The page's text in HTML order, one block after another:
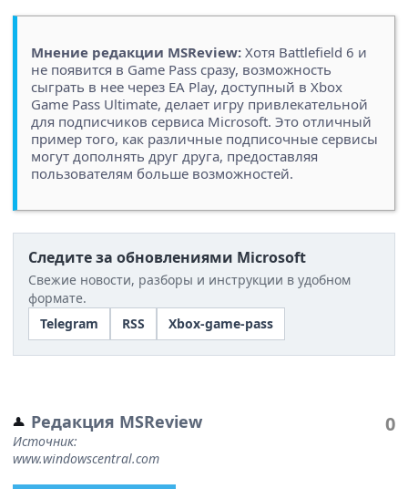
Мнение редакции MSReview: Хотя Battlefield 6 и
не появится в Game Pass сразу, возможность
сыграть в нее через EA Play, доступный в Xbox
Game Pass Ultimate, делает игру привлекательной
для подписчиков сервиса Microsoft. Это отличный
пример того, как различные подписочные сервисы
могут дополнять друг друга, предоставляя
пользователям больше возможностей.
Следите за обновлениями Microsoft
Свежие новости, разборы и инструкции в удобном
формате.
Telegram
RSS Xbox-game-pass
Редакция MSReview
Источник:
www.windowscentral.com
0